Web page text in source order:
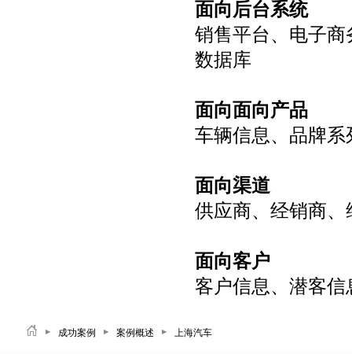
面向后台系统
销售平台、电子
数据库
面向面向产品
车辆信息、品牌系
面向渠道
供应商、经销商、
面向客户
客户信息、潜客信
成功案例 案例概述 上海汽车